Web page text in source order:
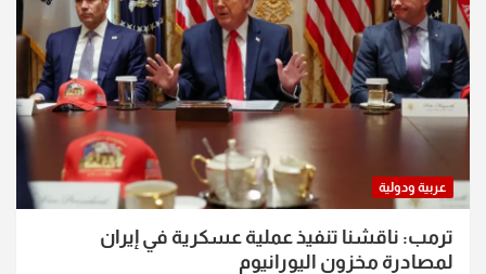
عربية ودولية
ترمب: ناقشنا تنفيذ عملية عسكرية في إيران
لمصادرة مخزون اليورانيوم